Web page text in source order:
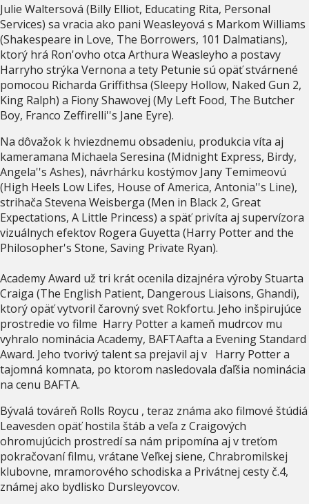
Julie Waltersová (Billy Elliot, Educating Rita, Personal
Services) sa vracia ako pani Weasleyová s Markom Williams
(Shakespeare in Love, The Borrowers, 101 Dalmatians),
ktorý hrá Ron'ovho otca Arthura Weasleyho a postavy
Harryho strýka Vernona a tety Petunie sú opäť stvárnené
pomocou Richarda Griffithsa (Sleepy Hollow, Naked Gun 2,
King Ralph) a Fiony Shawovej (My Left Food, The Butcher
Boy, Franco Zeffirelli''s Jane Eyre).
Na dôvažok k hviezdnemu obsadeniu, produkcia víta aj
kameramana Michaela Seresina (Midnight Express, Birdy,
Angela''s Ashes), návrhárku kostýmov Jany Temimeovú
(High Heels Low Lifes, House of America, Antonia''s Line),
strihača Stevena Weisberga (Men in Black 2, Great
Expectations, A Little Princess) a späť privíta aj supervízora
vizuálnych efektov Rogera Guyetta (Harry Potter and the
Philosopher's Stone, Saving Private Ryan).
Academy Award už tri krát ocenila dizajnéra výroby Stuarta
Craiga (The English Patient, Dangerous Liaisons, Ghandi),
ktorý opäť vytvoril čarovný svet Rokfortu. Jeho inšpirujúce
prostredie vo filme Harry Potter a kameň mudrcov mu
vyhralo nominácia Academy, BAFTAafta a Evening Standard
Award. Jeho tvorivý talent sa prejavil aj v Harry Potter a
tajomná komnata, po ktorom nasledovala ďaľšia nominácia
na cenu BAFTA.
Bývalá továreň Rolls Roycu , teraz známa ako filmové štúdiá
Leavesden opäť hostila štáb a veľa z Craigových
ohromujúcich prostredí sa nám pripomína aj v treťom
pokračovaní filmu, vrátane Veľkej siene, Chrabromilskej
klubovne, mramorového schodiska a Privátnej cesty č.4,
známej ako bydlisko Dursleyovcov.